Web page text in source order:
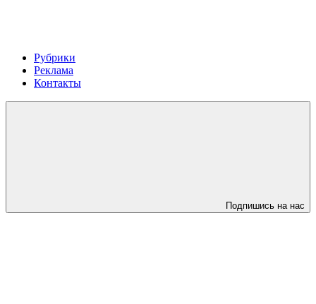
Рубрики
Реклама
Контакты
Подпишись на нас